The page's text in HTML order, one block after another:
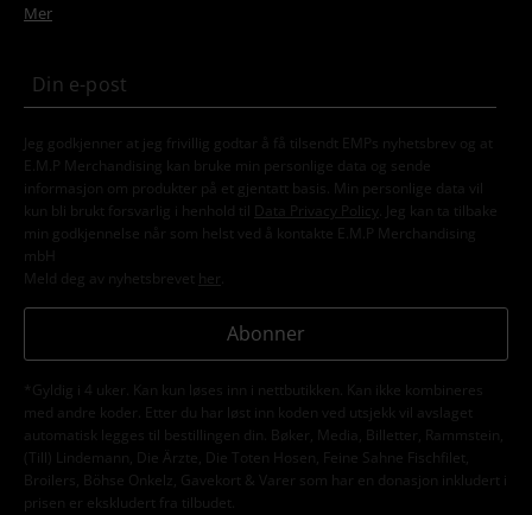
Mer
Jeg godkjenner at jeg frivillig godtar å få tilsendt EMPs nyhetsbrev og at
E.M.P Merchandising kan bruke min personlige data og sende
informasjon om produkter på et gjentatt basis. Min personlige data vil
kun bli brukt forsvarlig i henhold til
Data Privacy Policy
. Jeg kan ta tilbake
min godkjennelse når som helst ved å kontakte E.M.P Merchandising
mbH
Meld deg av nyhetsbrevet her
Abonner
*Gyldig i 4 uker. Kan kun løses inn i nettbutikken. Kan ikke kombineres
med andre koder. Etter du har løst inn koden ved utsjekk vil avslaget
automatisk legges til bestillingen din. Bøker, Media, Billetter, Rammstein,
(Till) Lindemann, Die Ärzte, Die Toten Hosen, Feine Sahne Fischfilet,
Broilers, Böhse Onkelz, Gavekort & Varer som har en donasjon inkludert i
prisen er ekskludert fra tilbudet.